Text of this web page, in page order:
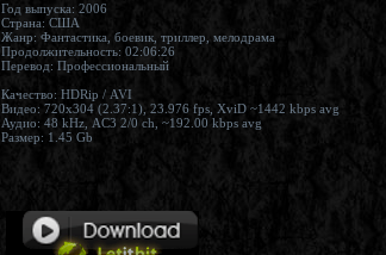
Год выпуска: 2006
Страна: США
Жанр: Фантастика, боевик, триллер, мелодрама
Продолжительность: 02:06:26
Перевод: Профессиональный
Качество: HDRip / AVI
Видео: 720x304 (2.37:1), 23.976 fps, XviD ~1442 kbps avg
Аудио: 48 kHz, AC3 2/0 ch, ~192.00 kbps avg
Размер: 1.45 Gb